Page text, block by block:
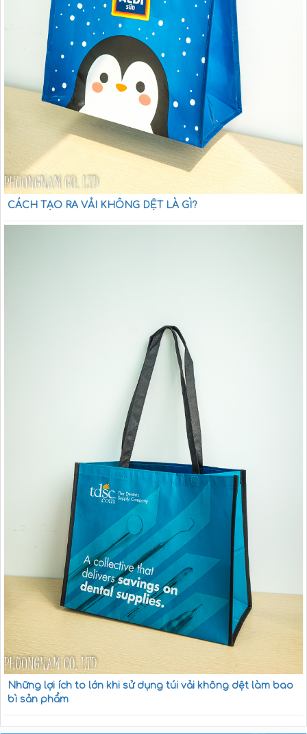
CÁCH TẠO RA VẢI KHÔNG DỆT LÀ GÌ?
Những lợi ích to lớn khi sử dụng túi vải không dệt làm bao
bì sản phẩm